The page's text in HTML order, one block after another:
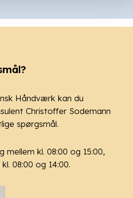
Håndværk kan du
Christoffer Sodemann
spørgsmål.
mellem kl. 08:00 og 15:00,
08:00 og 14:00.